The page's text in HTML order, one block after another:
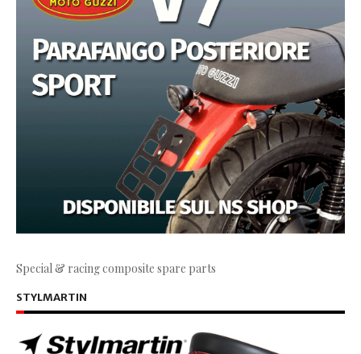
Special & racing composite spare parts
STYLMARTIN